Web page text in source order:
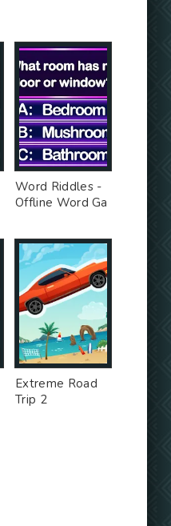
Word Riddles -
Offline Word Ga
Extreme Road
Trip 2